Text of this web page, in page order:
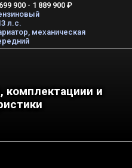
900 - 1 889 900 ₽
л.c.
механическая
комплектациии и